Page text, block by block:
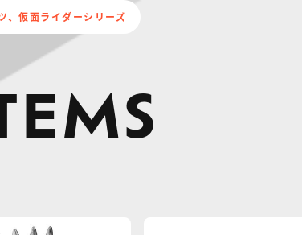
、仮面ライダーシリーズ